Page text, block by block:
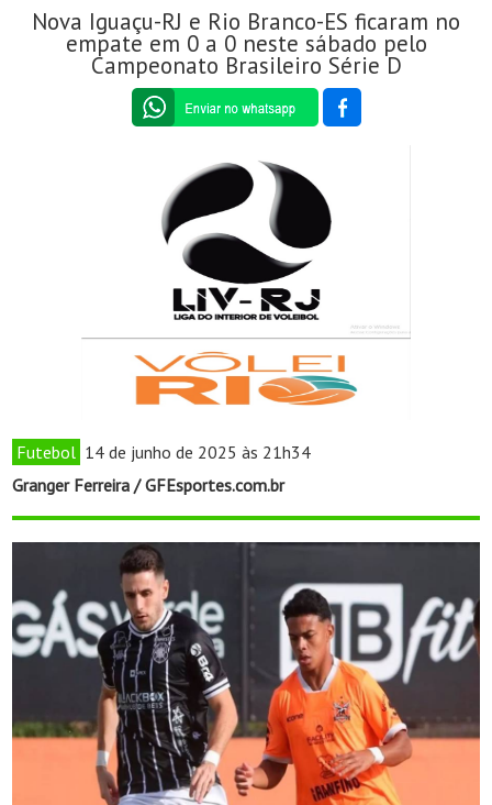
Nova Iguaçu-RJ e Rio Branco-ES ficaram no
empate em 0 a 0 neste sábado pelo
Campeonato Brasileiro Série D
Futebol 14 de junho de 2025 às 21h34
Granger Ferreira / GFEsportes.com.br